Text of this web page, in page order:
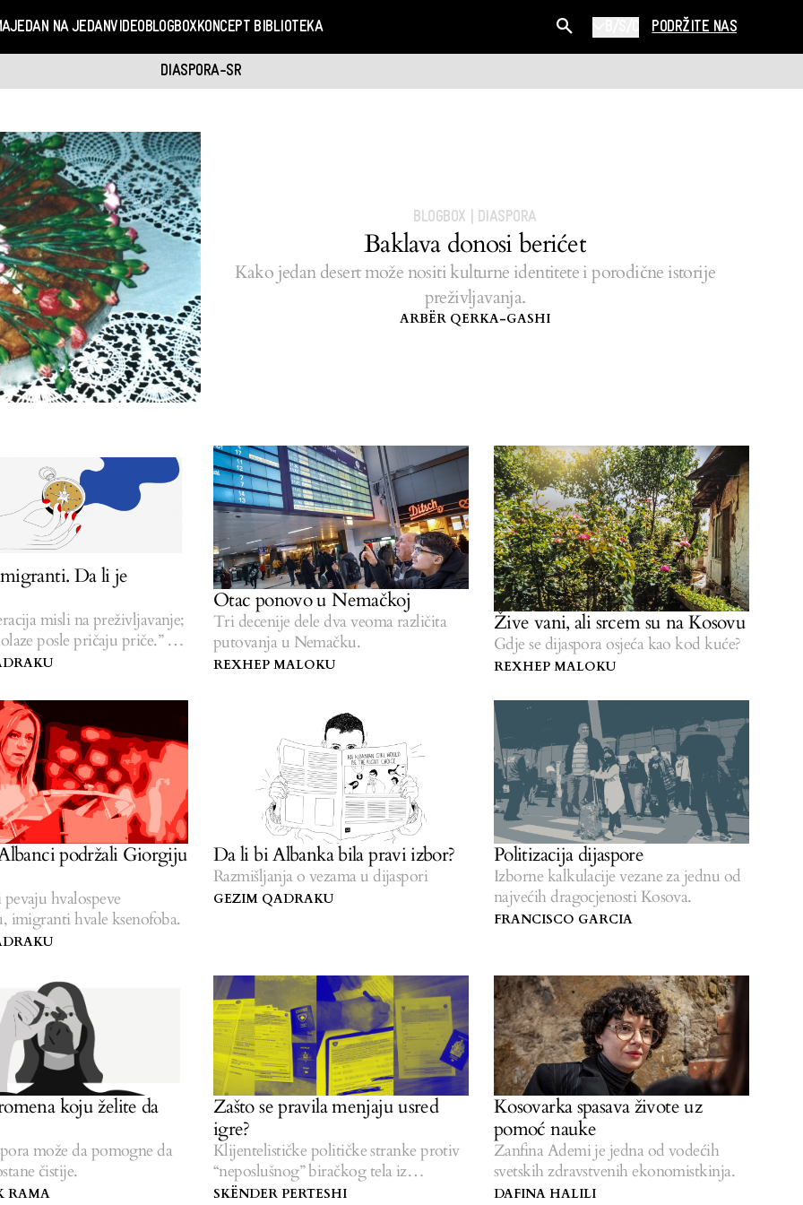
JEDAN NA JEDANVIDEOBLOGBOXKONCEPT BIBLIOTEKA PODRŽITE NAS
DIASPORA-SR
BLOGBOX DIASPORA
Baklava donosi berićet
Kako jedan desert može nositi kulturne identitete i porodične istorije
preživljavanja.
ARBËR QERKA-GASHI
Da li je
misli na preživljavanje;
posle pričaju priče.” —
Otac ponovo u Nemačkoj
Tri decenije dele dva veoma različita
putovanja u Nemačku.
REXHEP MALOKU
Žive vani, ali srcem su na Kosovu
Gdje se dijaspora osjeća kao kod kuće?
REXHEP MALOKU
podržali Giorgiju
hvalospeve
imigranti hvale ksenofoba.
Da li bi Albanka bila pravi izbor?
Razmišljanja o vezama u dijaspori
GEZIM QADRAKU
Politizacija dijaspore
Izborne kalkulacije vezane za jednu od
najvećih dragocjenosti Kosova.
FRANCISCO GARCIA
koju želite da
može da pomogne da
čistije.
RAMA
Zašto se pravila menjaju usred
igre?
Klijentelističke političke stranke protiv
“neposlušnog” biračkog tela iz
dijaspore.
SKËNDER PERTESHI
Kosovarka spasava živote uz
pomoć nauke
Zanfina Ademi je jedna od vodećih
svetskih zdravstvenih ekonomistkinja.
DAFINA HALILI